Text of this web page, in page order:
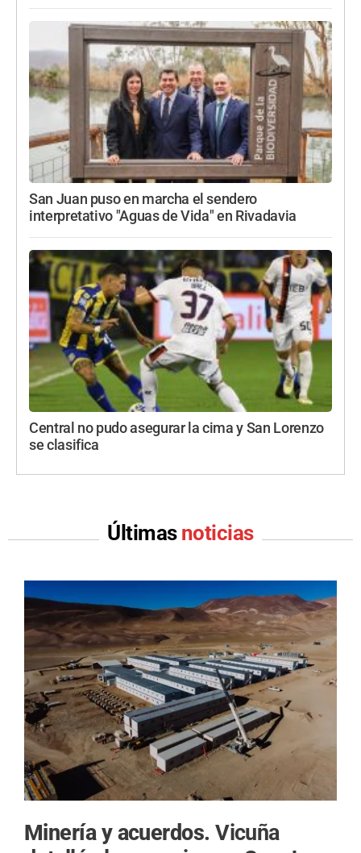
San Juan puso en marcha el sendero
interpretativo "Aguas de Vida" en Rivadavia
Central no pudo asegurar la cima y San Lorenzo
se clasifica
Últimas noticias
Minería y acuerdos.Vicuña